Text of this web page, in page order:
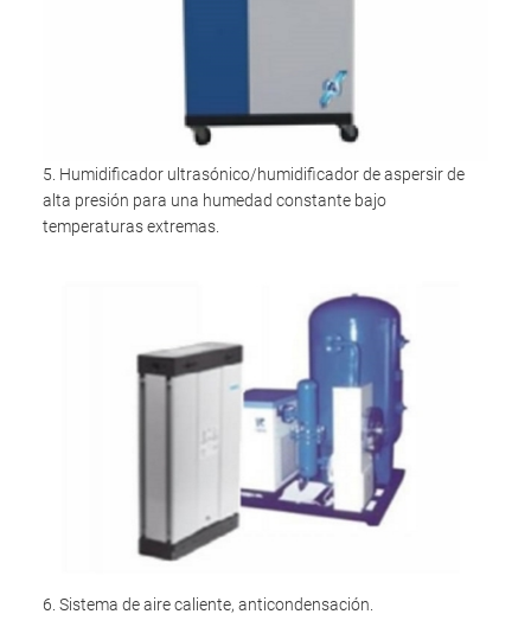
5. Humidificador ultrasónico/humidificador de aspersir de
alta presión para una humedad constante bajo
temperaturas extremas.
6. Sistema de aire caliente, anticondensación.